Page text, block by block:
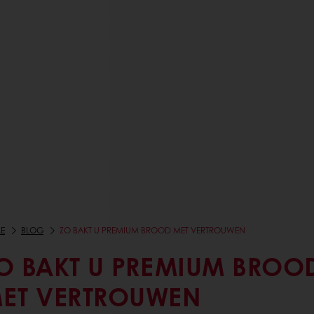
BLOG ZO BAKT U PREMIUM BROOD MET VERTROUWEN
BAKT U PREMIUM
VERTROUWEN